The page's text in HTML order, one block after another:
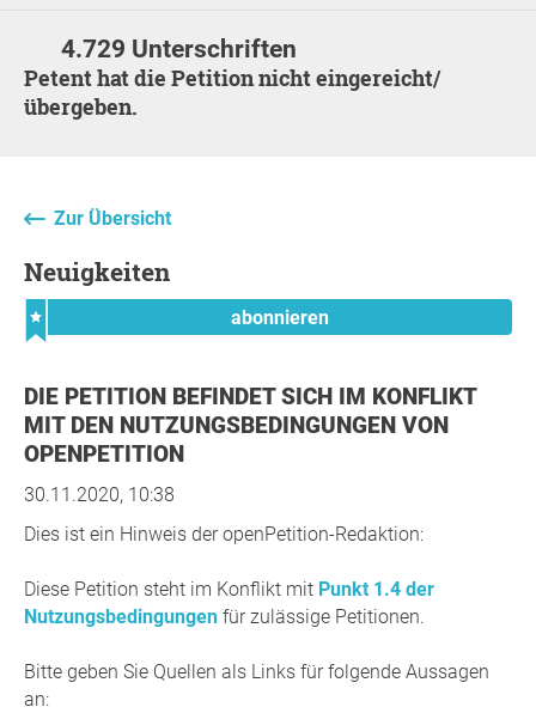
4.729 Unterschriften
Petent hat die Petition nicht eingereicht/
übergeben.
Zur Übersicht
Neuigkeiten
abonnieren
DIE PETITION BEFINDET SICH IM KONFLIKT
MIT DEN NUTZUNGSBEDINGUNGEN VON
OPENPETITION
30.11.2020, 10:38
Dies ist ein Hinweis der openPetition-Redaktion:
Diese Petition steht im Konflikt mit Punkt 1.4 der
Nutzungsbedingungen für zulässige Petitionen.
Bitte geben Sie Quellen als Links für folgende Aussagen
an: